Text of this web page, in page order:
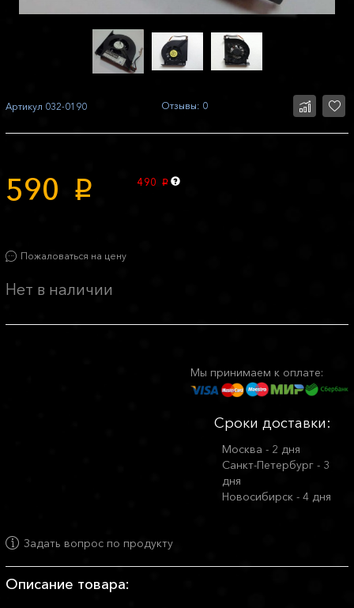
Артикул 032-0190 Отзывы: 0
590 p 490 p
Пожаловаться на цену
Нет в наличии
Мы принимаем к оплате:
Сроки доставки:
Москва - 2 дня
Санкт-Петербург - 3
дня
Новосибирск - 4 дня
Задать вопрос по продукту
Описание товара: